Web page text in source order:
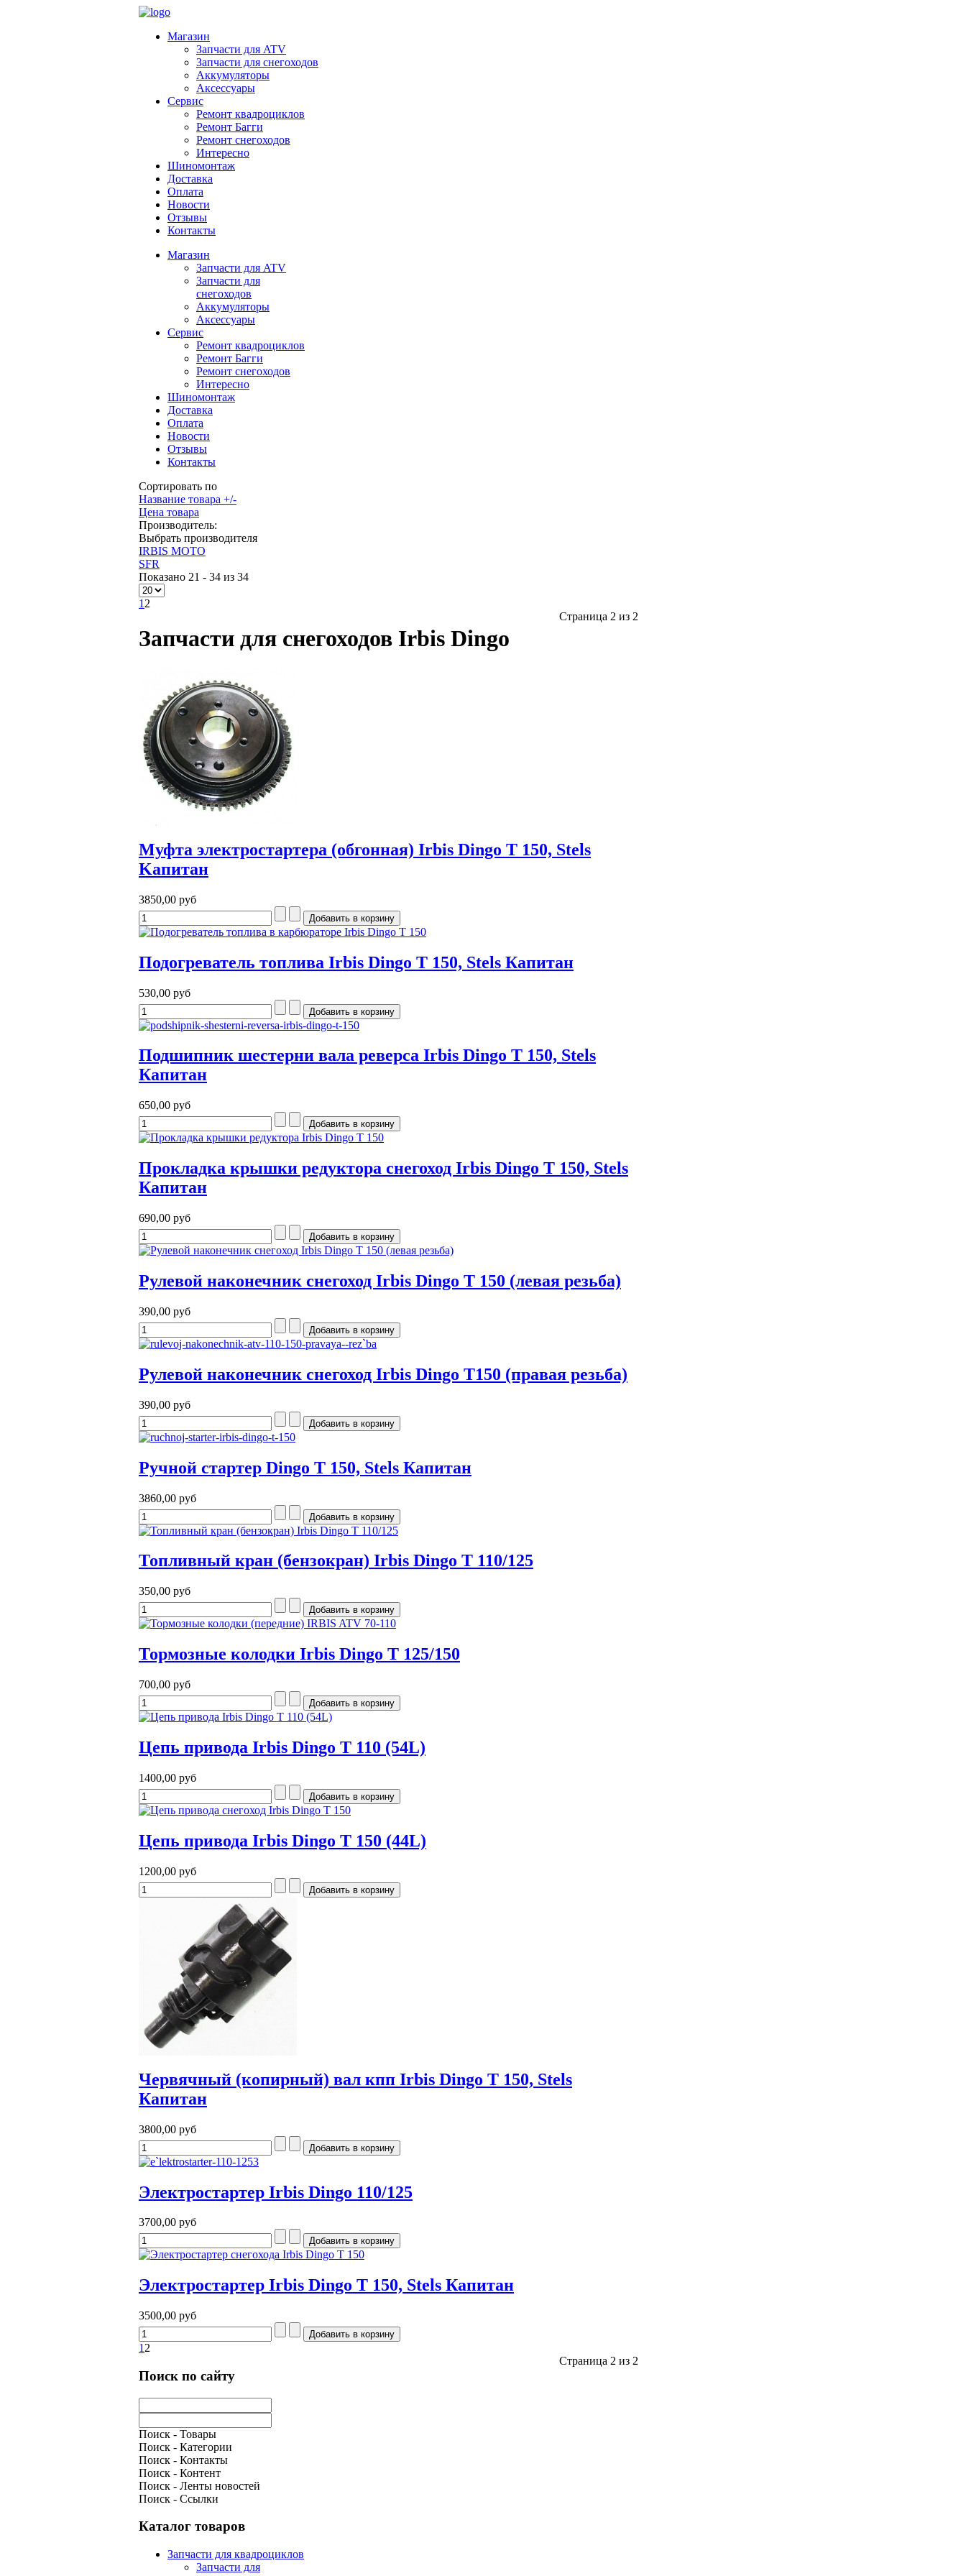
Магазин
Запчасти для ATV
Запчасти для снегоходов
Аккумуляторы
Аксессуары
Сервис
Ремонт квадроциклов
Ремонт Багги
Ремонт снегоходов
Интересно
Шиномонтаж
Доставка
Оплата
Новости
Отзывы
Контакты
Магазин
Запчасти для ATV
Запчасти для
снегоходов
Аккумуляторы
Аксессуары
Сервис
Ремонт квадроциклов
Ремонт Багги
Ремонт снегоходов
Интересно
Шиномонтаж
Доставка
Оплата
Новости
Отзывы
Контакты
Сортировать по
Название товара +/-
Цена товара
Производитель:
Выбрать производителя
IRBIS MOTO
SFR
Показано 21 - 34 из 34
1 2
Страница 2 из 2
Запчасти для снегоходов Irbis Dingo
Муфта электростартера (обгонная) Irbis Dingo T 150, Stels
Kапитан
3850,00 руб
Подогреватель топлива Irbis Dingo T 150, Stels Капитан
530,00 руб
Подшипник шестерни вала реверса Irbis Dingo T 150, Stels
Капитан
650,00 руб
Прокладка крышки редуктора снегоход Irbis Dingo T 150, Stels
Капитан
690,00 руб
Рулевой наконечник снегоход Irbis Dingo T 150 (левая резьба)
390,00 руб
Рулевой наконечник снегоход Irbis Dingo T150 (правая резьба)
390,00 руб
Ручной стартер Dingo T 150, Stels Капитан
3860,00 руб
Топливный кран (бензокран) Irbis Dingo T 110/125
350,00 руб
Тормозные колодки Irbis Dingo T 125/150
700,00 руб
Цепь привода Irbis Dingo T 110 (54L)
1400,00 руб
Цепь привода Irbis Dingo T 150 (44L)
1200,00 руб
Червячный (копирный) вал кпп Irbis Dingo T 150, Stels
Капитан
3800,00 руб
Электростартер Irbis Dingo 110/125
3700,00 руб
Электростартер Irbis Dingo T 150, Stels Капитан
3500,00 руб
1 2
Страница 2 из 2
Поиск по сайту
Поиск - Товары
Поиск - Категории
Поиск - Контакты
Поиск - Контент
Поиск - Ленты новостей
Поиск - Ссылки
Каталог товаров
Запчасти для квадроциклов
Запчасти для